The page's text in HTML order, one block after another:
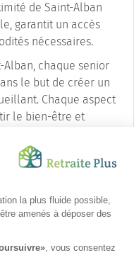
de Saint-Alban
garantit un accès
nécessaires.
Alban, chaque senior
le but de créer un
Chaque aspect
le bien-être et
pour une résidence
lieu où règne la
retraite paisible et
des soins dont ils